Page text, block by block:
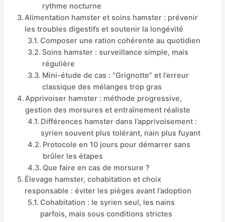
rythme nocturne
Alimentation hamster et soins hamster : prévenir
les troubles digestifs et soutenir la longévité
Composer une ration cohérente au quotidien
Soins hamster : surveillance simple, mais
régulière
Mini-étude de cas : “Grignotte” et l’erreur
classique des mélanges trop gras
Apprivoiser hamster : méthode progressive,
gestion des morsures et entraînement réaliste
Différences hamster dans l’apprivoisement :
syrien souvent plus tolérant, nain plus fuyant
Protocole en 10 jours pour démarrer sans
brûler les étapes
Que faire en cas de morsure ?
Élevage hamster, cohabitation et choix
responsable : éviter les pièges avant l’adoption
Cohabitation : le syrien seul, les nains
parfois, mais sous conditions strictes